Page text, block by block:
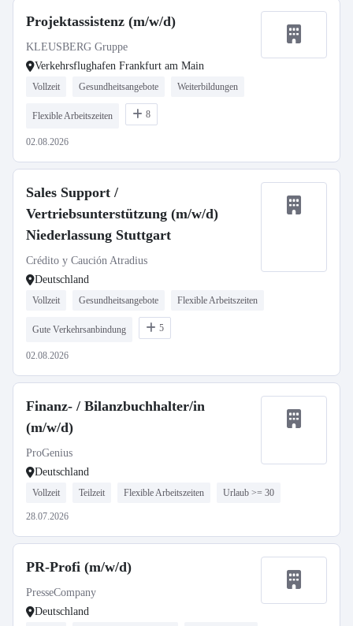
Projektassistenz (m/w/d)
KLEUSBERG Gruppe
Verkehrsflughafen Frankfurt am Main
Vollzeit Gesundheitsangebote Weiterbildungen
Flexible Arbeitszeiten 8
02.08.2026
Sales Support /
Vertriebsunterstützung (m/w/d)
Niederlassung Stuttgart
Crédito y Caución Atradius
Deutschland
Vollzeit Gesundheitsangebote Flexible Arbeitszeiten
Gute Verkehrsanbindung 5
02.08.2026
Finanz- / Bilanzbuchhalter/in
(m/w/d)
ProGenius
Deutschland
Vollzeit Teilzeit Flexible Arbeitszeiten Urlaub >= 30
28.07.2026
PR-Profi (m/w/d)
PresseCompany
Deutschland